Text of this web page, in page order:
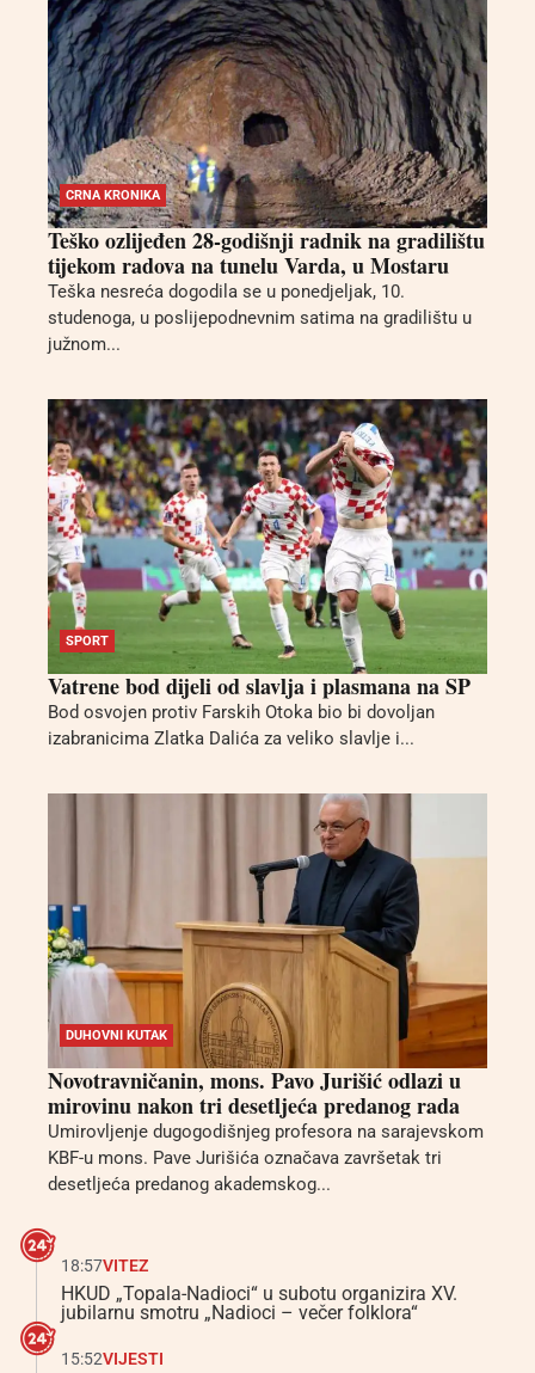
CRNA KRONIKA
Teško ozlijeđen 28-godišnji radnik na gradilištu
tijekom radova na tunelu Varda, u Mostaru
Teška nesreća dogodila se u ponedjeljak, 10.
studenoga, u poslijepodnevnim satima na gradilištu u
južnom...
SPORT
Vatrene bod dijeli od slavlja i plasmana na SP
Bod osvojen protiv Farskih Otoka bio bi dovoljan
izabranicima Zlatka Dalića za veliko slavlje i...
DUHOVNI KUTAK
Novotravničanin, mons. Pavo Jurišić odlazi u
mirovinu nakon tri desetljeća predanog rada
Umirovljenje dugogodišnjeg profesora na sarajevskom
KBF-u mons. Pave Jurišića označava završetak tri
desetljeća predanog akademskog...
18:57VITEZ
HKUD „Topala-Nadioci“ u subotu organizira XV.
jubilarnu smotru „Nadioci – večer folklora“
15:52VIJESTI